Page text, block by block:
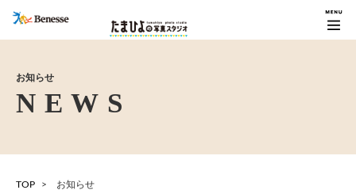
お知らせ
TOP お知らせ